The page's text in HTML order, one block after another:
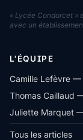
« Lycée Condorcet »
avec un
L'ÉQUIPE
Camille Lefèvre
Thomas Caillaud
Juliette Marquet
Tous les articles